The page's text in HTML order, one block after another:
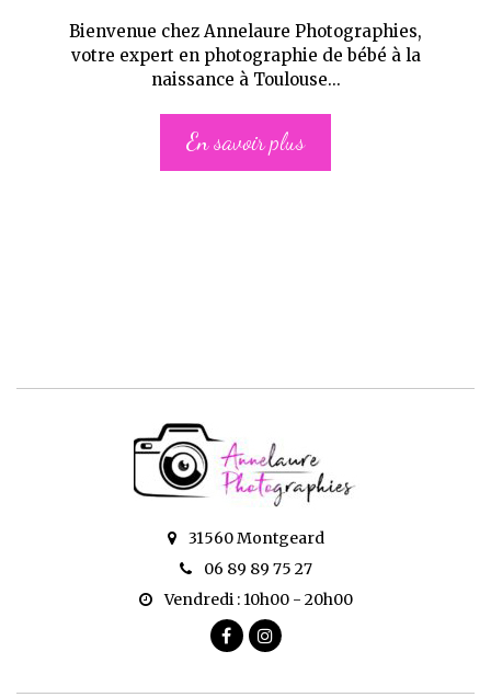
Bienvenue chez Annelaure Photographies,
votre expert en photographie de bébé à la
naissance à Toulouse...
En savoir plus
31560 Montgeard
06 89 89 75 27
Vendredi : 10h00 - 20h00